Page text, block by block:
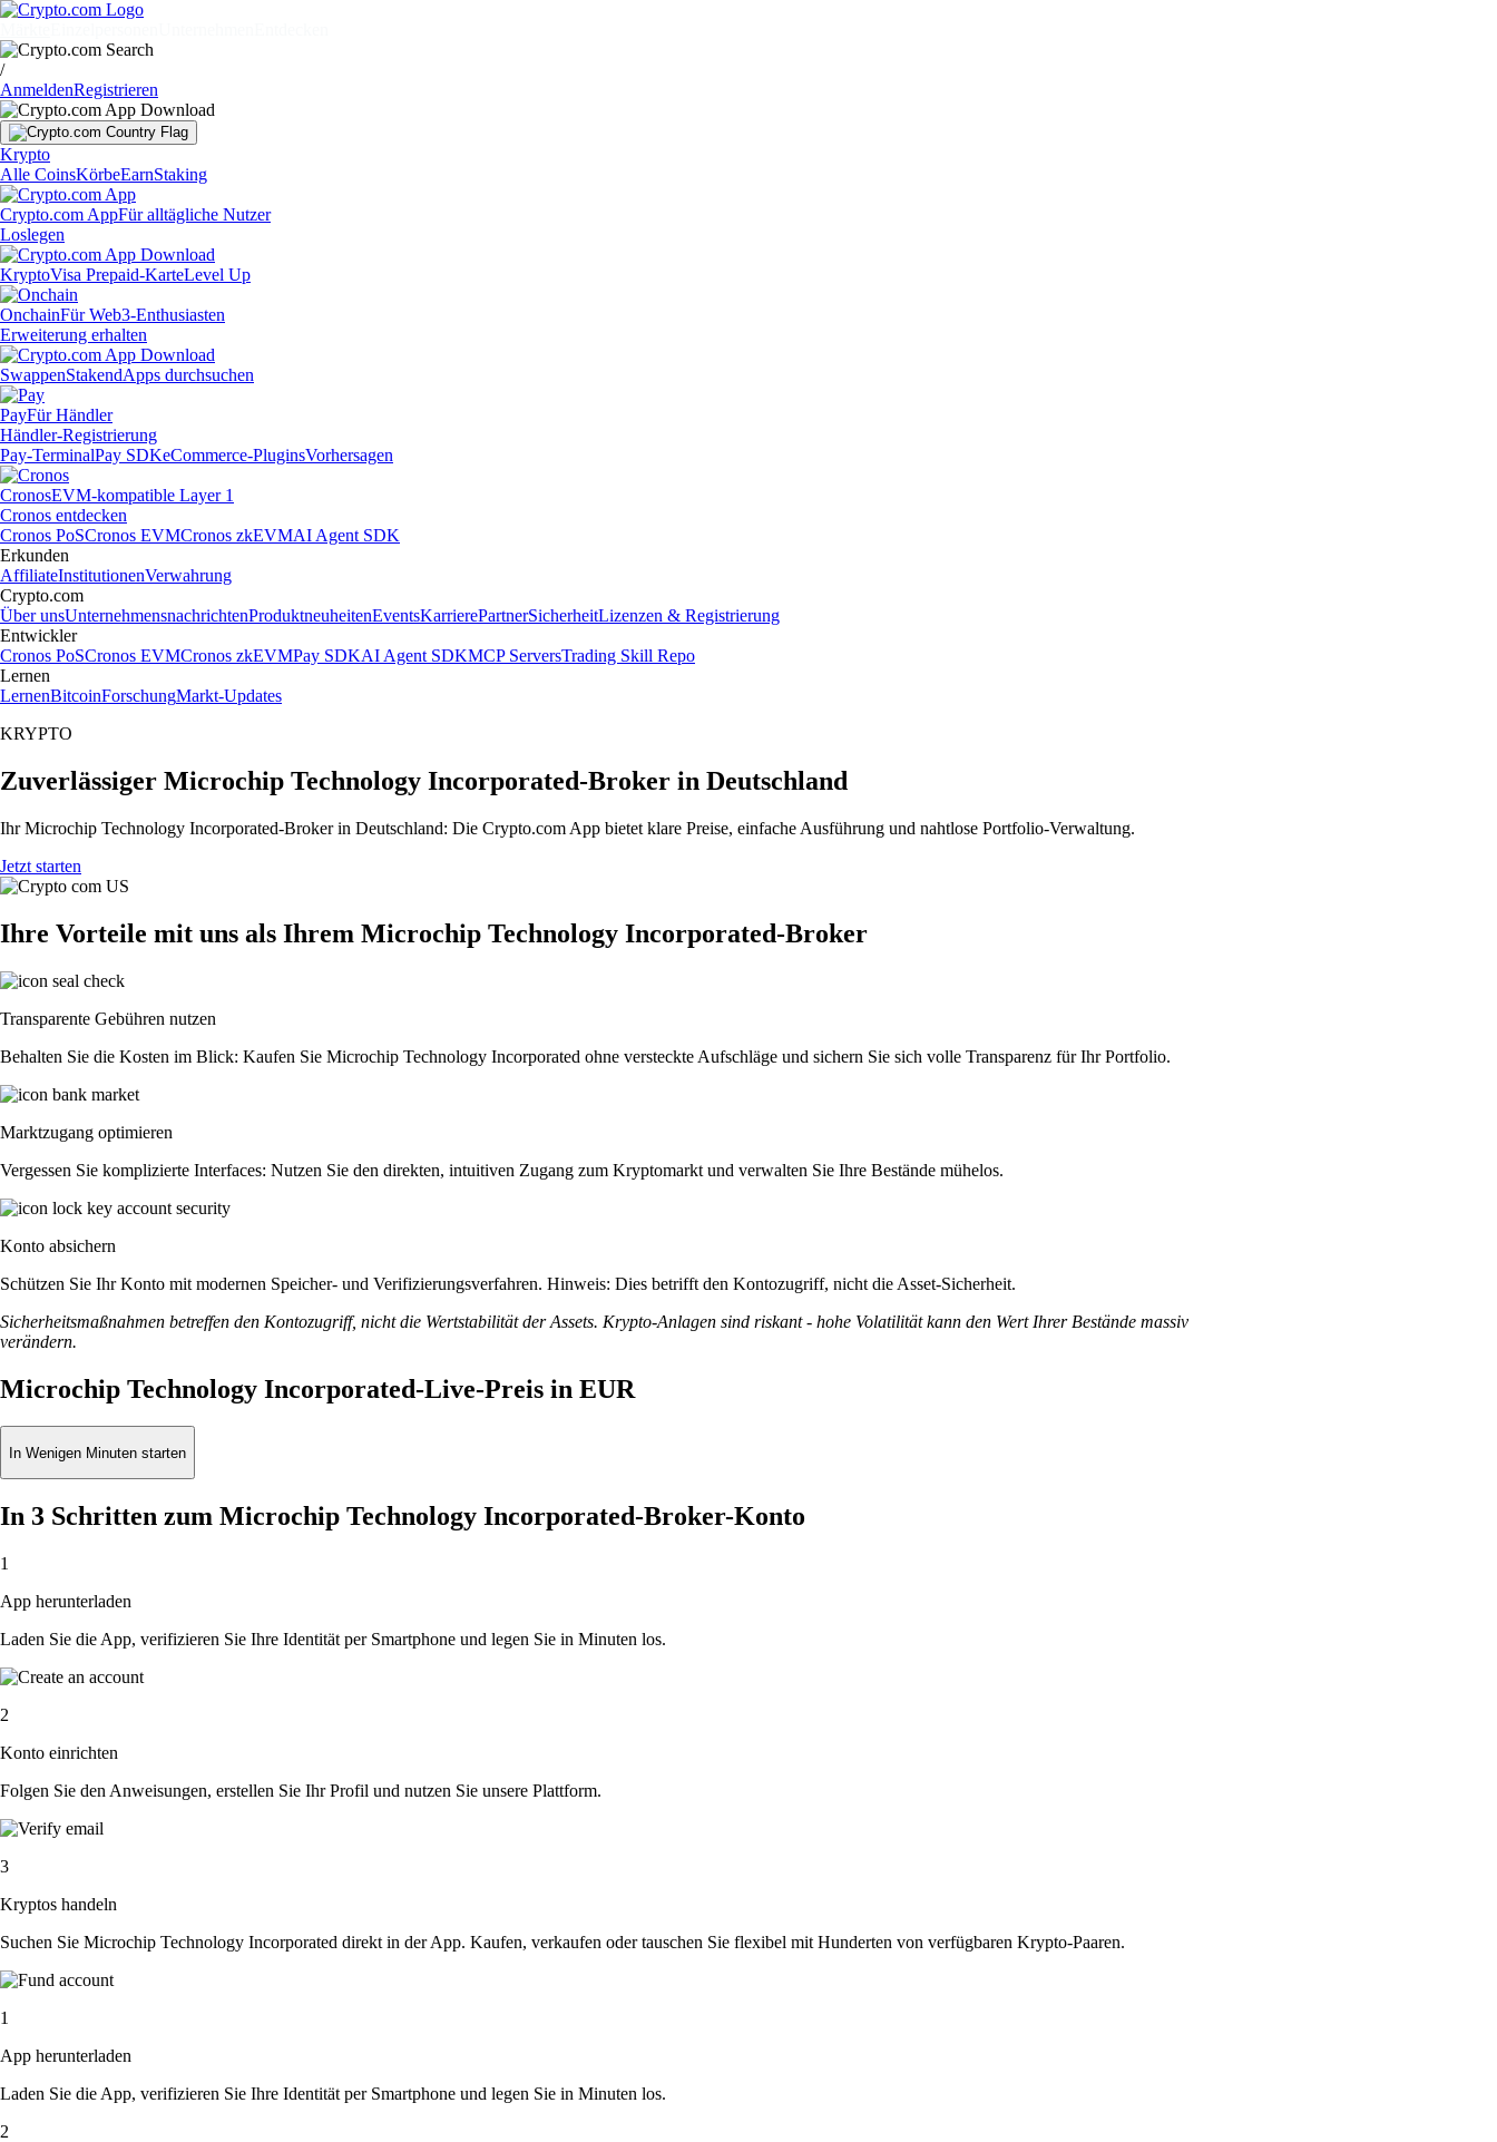
/
AnmeldenRegistrieren
Krypto
Alle CoinsKörbeEarnStaking
Crypto.com AppFür alltägliche Nutzer
Loslegen
KryptoVisa Prepaid-KarteLevel Up
OnchainFür Web3-Enthusiasten
Erweiterung erhalten
SwappenStakendApps durchsuchen
PayFür Händler
Händler-Registrierung
Pay-TerminalPay SDKeCommerce-PluginsVorhersagen
CronosEVM-kompatible Layer 1
Cronos entdecken
Cronos PoSCronos EVMCronos zkEVMAI Agent SDK
Erkunden
AffiliateInstitutionenVerwahrung
Crypto.com
Über unsUnternehmensnachrichtenProduktneuheitenEventsKarrierePartnerSicherheitLizenzen & Registrierung
Entwickler
Cronos PoSCronos EVMCronos zkEVMPay SDKAI Agent SDKMCP ServersTrading Skill Repo
Lernen
LernenBitcoinForschungMarkt-Updates
KRYPTO
Zuverlässiger Microchip Technology Incorporated-Broker in Deutschland
Ihr Microchip Technology Incorporated-Broker in Deutschland: Die Crypto.com App bietet klare Preise, einfache Ausführung und nahtlose Portfolio-Verwaltung.
Jetzt starten
Ihre Vorteile mit uns als Ihrem Microchip Technology Incorporated-Broker
Transparente Gebühren nutzen
Behalten Sie die Kosten im Blick: Kaufen Sie Microchip Technology Incorporated ohne versteckte Aufschläge und sichern Sie sich volle Transparenz für Ihr Portfolio.
Marktzugang optimieren
Vergessen Sie komplizierte Interfaces: Nutzen Sie den direkten, intuitiven Zugang zum Kryptomarkt und verwalten Sie Ihre Bestände mühelos.
Konto absichern
Schützen Sie Ihr Konto mit modernen Speicher- und Verifizierungsverfahren. Hinweis: Dies betrifft den Kontozugriff, nicht die Asset-Sicherheit.
Sicherheitsmaßnahmen betreffen den Kontozugriff, nicht die Wertstabilität der Assets. Krypto-Anlagen sind riskant - hohe Volatilität kann den Wert Ihrer Bestände massiv
verändern.
Microchip Technology Incorporated-Live-Preis in EUR
In Wenigen Minuten starten
In 3 Schritten zum Microchip Technology Incorporated-Broker-Konto
1
App herunterladen
Laden Sie die App, verifizieren Sie Ihre Identität per Smartphone und legen Sie in Minuten los.
2
Konto einrichten
Folgen Sie den Anweisungen, erstellen Sie Ihr Profil und nutzen Sie unsere Plattform.
3
Kryptos handeln
Suchen Sie Microchip Technology Incorporated direkt in der App. Kaufen, verkaufen oder tauschen Sie flexibel mit Hunderten von verfügbaren Krypto-Paaren.
1
App herunterladen
Laden Sie die App, verifizieren Sie Ihre Identität per Smartphone und legen Sie in Minuten los.
2